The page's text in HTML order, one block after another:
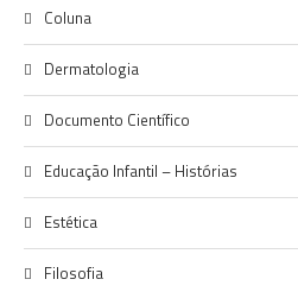
Coluna
Dermatologia
Documento Científico
Educação Infantil – Histórias
Estética
Filosofia